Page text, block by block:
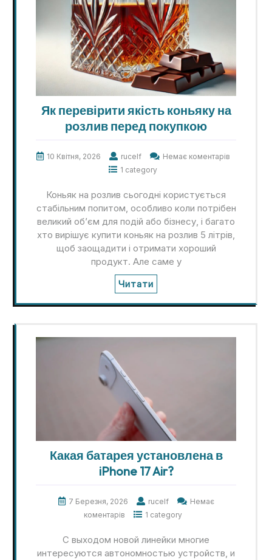
Як перевірити якість коньяку на
розлив перед покупкою
10 Квітня, 2026 rucelf
Немає коментарів
1 category
Коньяк на розлив сьогодні користується
стабільним попитом, особливо коли потрібен
великий об’єм для подій або бізнесу, і багато
хто вирішує купити коньяк на розлив 5 літрів,
щоб заощадити і отримати хороший
продукт. Але саме у
Читати
Какая батарея установлена в
iPhone 17 Air?
7 Березня, 2026 rucelf
Немає
коментарів
1 category
С выходом новой линейки многие
интересуются автономностью устройств, и